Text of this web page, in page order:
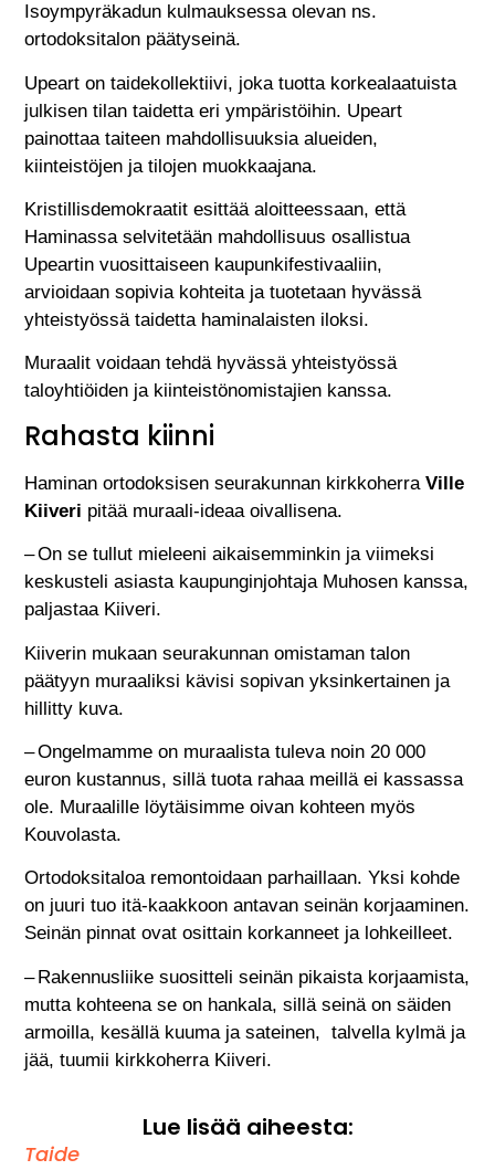
Isoympyräkadun kulmauksessa olevan ns.
ortodoksitalon päätyseinä.
Upeart on taidekollektiivi, joka tuotta korkealaatuista
julkisen tilan taidetta eri ympäristöihin. Upeart
painottaa taiteen mahdollisuuksia alueiden,
kiinteistöjen ja tilojen muokkaajana.
Kristillisdemokraatit esittää aloitteessaan, että
Haminassa selvitetään mahdollisuus osallistua
Upeartin vuosittaiseen kaupunkifestivaaliin,
arvioidaan sopivia kohteita ja tuotetaan hyvässä
yhteistyössä taidetta haminalaisten iloksi.
Muraalit voidaan tehdä hyvässä yhteistyössä
taloyhtiöiden ja kiinteistönomistajien kanssa.
Rahasta kiinni
Haminan ortodoksisen seurakunnan kirkkoherraVille
Kiiveri pitää muraali-ideaa oivallisena.
– On se tullut mieleeni aikaisemminkin ja viimeksi
keskusteli asiasta kaupunginjohtaja Muhosen kanssa,
paljastaa Kiiveri.
Kiiverin mukaan seurakunnan omistaman talon
päätyyn muraaliksi kävisi sopivan yksinkertainen ja
hillitty kuva.
– Ongelmamme on muraalista tuleva noin 20 000
euron kustannus, sillä tuota rahaa meillä ei kassassa
ole. Muraalille löytäisimme oivan kohteen myös
Kouvolasta.
Ortodoksitaloa remontoidaan parhaillaan. Yksi kohde
on juuri tuo itä-kaakkoon antavan seinän korjaaminen.
Seinän pinnat ovat osittain korkanneet ja lohkeilleet.
– Rakennusliike suositteli seinän pikaista korjaamista,
mutta kohteena se on hankala, sillä seinä on säiden
armoilla, kesällä kuuma ja sateinen, talvella kylmä ja
jää, tuumii kirkkoherra Kiiveri.
Lue lisää aiheesta:
Taide